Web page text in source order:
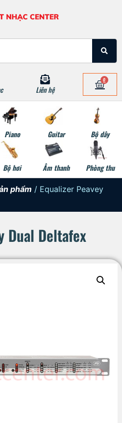
Liên hệ
0
Piano Guitar Bộ dây
Bộ hơi Âm thanh Phòng thu
phẩm / Equalizer Peavey
Dual Deltafex